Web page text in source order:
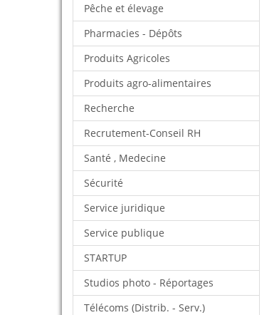
Pêche et élevage
Pharmacies - Dépôts
Produits Agricoles
Produits agro-alimentaires
Recherche
Recrutement-Conseil RH
Santé , Medecine
Sécurité
Service juridique
Service publique
STARTUP
Studios photo - Réportages
Télécoms (Distrib. - Serv.)